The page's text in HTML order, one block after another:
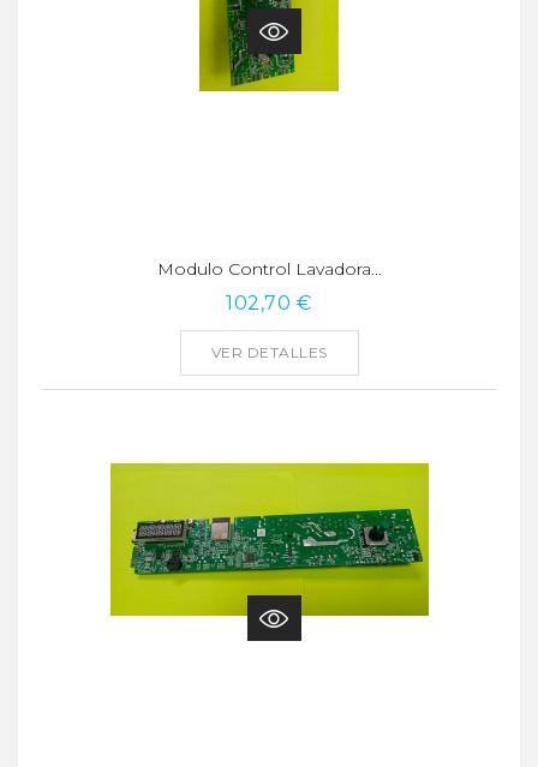
Modulo Control Lavadora...
102,70 €
VER DETALLES